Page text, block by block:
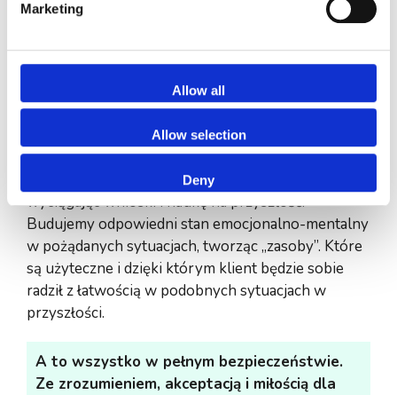
Marketing
Allow all
Allow selection
Deny
jak przeprogramowanie błędnych kodów
emocji, myśli, błędnych interpretacji i in.
Te błędne kody zastępujemy nowym
oprogramowaniem, kompatybilnym z aktualnymi
potrzebami już dorosłego człowieka. Aby dana
osoba mogła korzystać we wspierający sposób, ze
swojego dawnego doświadczenia, jednocześnie
wyciągając wnioski i naukę na przyszłość.
Budujemy odpowiedni stan emocjonalno-mentalny
w pożądanych sytuacjach, tworząc „zasoby”. Które
są użyteczne i dzięki którym klient będzie sobie
radził z łatwością w podobnych sytuacjach w
przyszłości.
A to wszystko w pełnym bezpieczeństwie.
Ze zrozumieniem, akceptacją i miłością dla